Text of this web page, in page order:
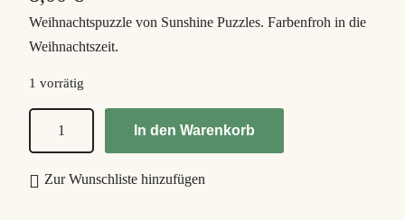
Weihnachtspuzzle von Sunshine Puzzles. Farbenfroh in die
Weihnachtszeit.
1 vorrätig
r
In den Warenkorb
Zur Wunschliste hinzufügen